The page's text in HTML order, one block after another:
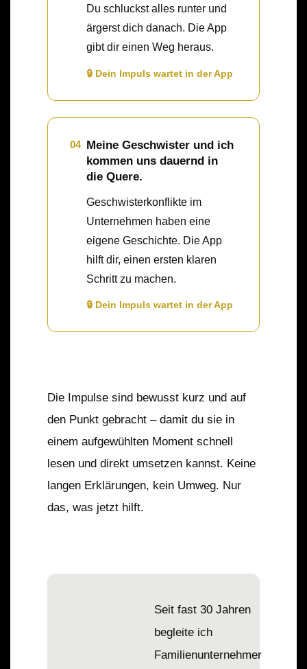
Du schluckst alles runter und
ärgerst dich danach. Die App
gibt dir einen Weg heraus.
🔒 Dein Impuls wartet in der App
04 Meine Geschwister und ich
kommen uns dauernd in
die Quere.
Geschwisterkonflikte im
Unternehmen haben eine
eigene Geschichte. Die App
hilft dir, einen ersten klaren
Schritt zu machen.
🔒 Dein Impuls wartet in der App
Die Impulse sind bewusst kurz und auf
den Punkt gebracht – damit du sie in
einem aufgewühlten Moment schnell
lesen und direkt umsetzen kannst. Keine
langen Erklärungen, kein Umweg. Nur
das, was jetzt hilft.
Seit fast 30 Jahren
begleite ich
Familienunternehmer